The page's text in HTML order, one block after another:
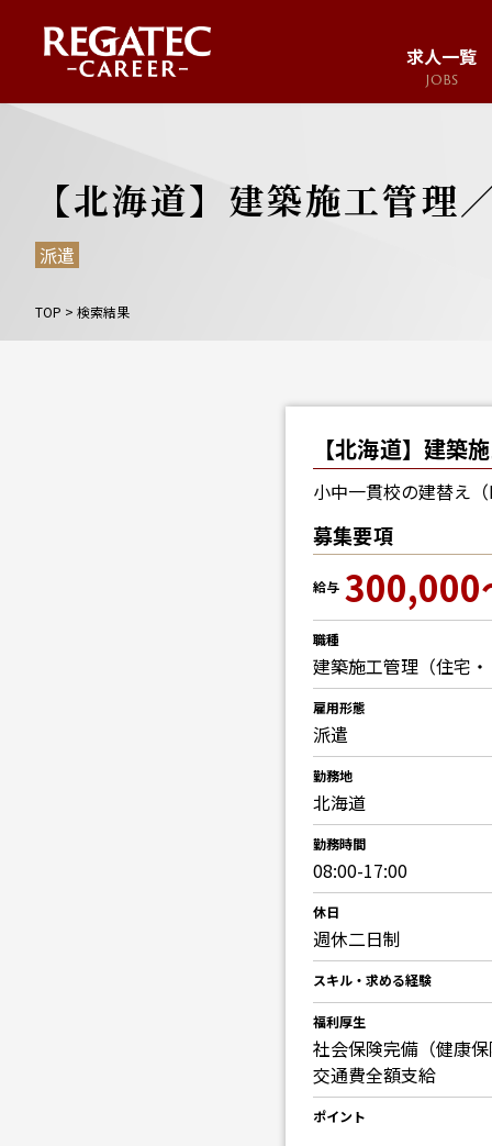
求人一覧
JOBS
【北海道】建築施工管
派遣
TOP > 検索結果
【北海道】建築
小中一貫校の建替え
募集要項
給与
職種
建築施工管理（住宅
雇用形態
派遣
勤務地
北海道
勤務時間
08:00-17:00
休日
週休二日制
スキル・求める経験
福利厚生
社会保険完備（健康
交通費全額支給
ポイント